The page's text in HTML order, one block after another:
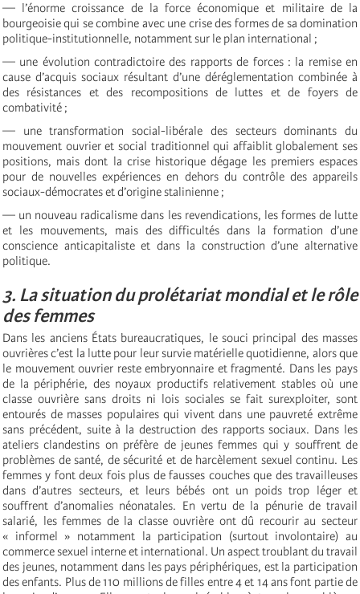
— l’énorme croissance de la force économique et militaire de la
bourgeoisie qui se combine avec une crise des formes de sa domination
politique-institutionnelle, notamment sur le plan international ;
— une évolution contradictoire des rapports de forces : la remise en
cause d’acquis sociaux résultant d’une déréglementation combinée à
des résistances et des recompositions de luttes et de foyers de
combativité ;
— une transformation social-libérale des secteurs dominants du
mouvement ouvrier et social traditionnel qui affaiblit globalement ses
positions, mais dont la crise historique dégage les premiers espaces
pour de nouvelles expériences en dehors du contrôle des appareils
sociaux-démocrates et d’origine stalinienne ;
— un nouveau radicalisme dans les revendications, les formes de lutte
et les mouvements, mais des difficultés dans la formation d’une
conscience anticapitaliste et dans la construction d’une alternative
politique.
3. La situation du prolétariat mondial et le rôle
des femmes
Dans les anciens États bureaucratiques, le souci principal des masses
ouvrières c’est la lutte pour leur survie matérielle quotidienne, alors que
le mouvement ouvrier reste embryonnaire et fragmenté. Dans les pays
de la périphérie, des noyaux productifs relativement stables où une
classe ouvrière sans droits ni lois sociales se fait surexploiter, sont
entourés de masses populaires qui vivent dans une pauvreté extrême
sans précédent, suite à la destruction des rapports sociaux. Dans les
ateliers clandestins on préfère de jeunes femmes qui y souffrent de
problèmes de santé, de sécurité et de harcèlement sexuel continu. Les
femmes y font deux fois plus de fausses couches que des travailleuses
dans d’autres secteurs, et leurs bébés ont un poids trop léger et
souffrent d’anomalies néonatales. En vertu de la pénurie de travail
salarié, les femmes de la classe ouvrière ont dû recourir au secteur
« informel » notamment la participation (surtout involontaire) au
commerce sexuel interne et international. Un aspect troublant du travail
des jeunes, notamment dans les pays périphériques, est la participation
des enfants. Plus de 110 millions de filles entre 4 et 14 ans font partie de